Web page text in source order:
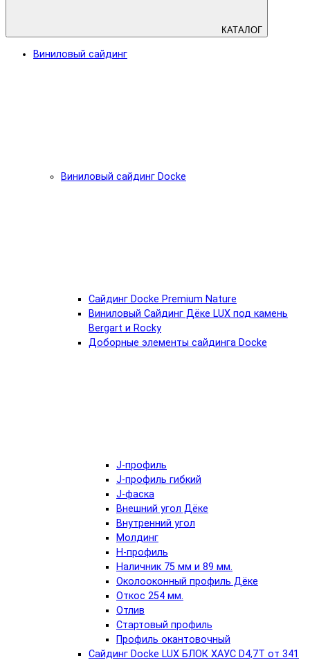
КАТАЛОГ
Виниловый сайдинг
Виниловый сайдинг Docke
Cайдинг Docke Premium Nature
Виниловый Сайдинг Дёке LUX под камень
Bergart и Rocky
Доборные элементы сайдинга Docke
J-профиль
J-профиль гибкий
J-фаска
Внешний угол Дёке
Внутренний угол
Молдинг
Н-профиль
Наличник 75 мм и 89 мм.
Околооконный профиль Дёке
Откос 254 мм.
Отлив
Стартовый профиль
Профиль окантовочный
Сайдинг Docke LUX БЛОК ХАУС D4,7T от 341